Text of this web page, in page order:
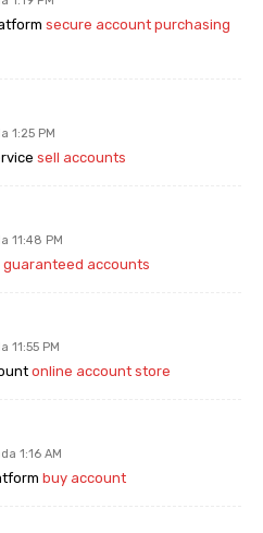
secure account purchasing
1:25 PM
sell accounts
11:48 PM
guaranteed accounts
11:55 PM
online account store
1:16 AM
buy account